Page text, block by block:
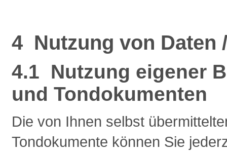
4 Nutzung von Daten
4.1 Nutzung eigener
und Tondokumenten
Die von Ihnen selbst
Tondokumente können Sie